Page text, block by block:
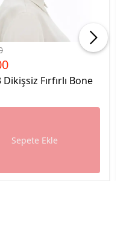
Fırfırlı Bone
Sepete Ekle